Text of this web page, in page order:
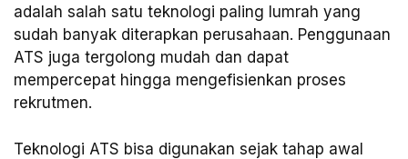
adalah salah satu teknologi paling lumrah yang
sudah banyak diterapkan perusahaan. Penggunaan
ATS juga tergolong mudah dan dapat
mempercepat hingga mengefisienkan proses
rekrutmen.
Teknologi ATS bisa digunakan sejak tahap awal